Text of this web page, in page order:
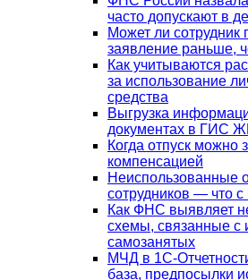
часто допускают в
Может ли сотрудник
заявление раньше,
Как учитываются
за использование
средства
Выгрузка
документах в ГИС
Когда отпуск можно
компенсацией
Неиспользованные
сотрудников — что
Как ФНС выявляет
схемы, связанные с
самозанятых
МЧД в 1С-
база, предпосылки